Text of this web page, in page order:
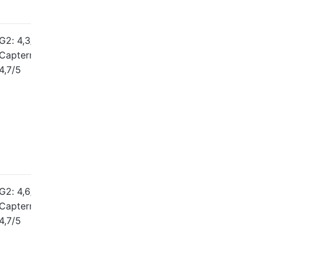
G2: 4,3/5,
Capterra:
4,7/5
G2: 4,6/5,
Capterra:
4,7/5